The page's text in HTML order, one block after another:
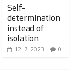
Self-
determination
instead of
isolation
12. 7. 2023 0